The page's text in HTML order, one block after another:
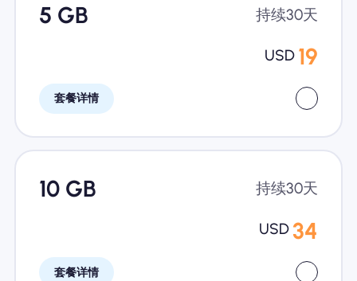
5 GB 持续30天
USD 19
套餐详情
10 GB 持续30天
USD 34
套餐详情